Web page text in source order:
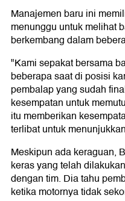
Manajemen baru ini
menunggu untuk melihat
berkembang dalam
"Kami sepakat bersama
beberapa saat di posisi
pembalap yang sudah
kesempatan untuk
itu memberikan
terlibat untuk
Meskipun ada keraguan,
keras yang telah
dengan tim. Dia tahu
ketika motornya tidak